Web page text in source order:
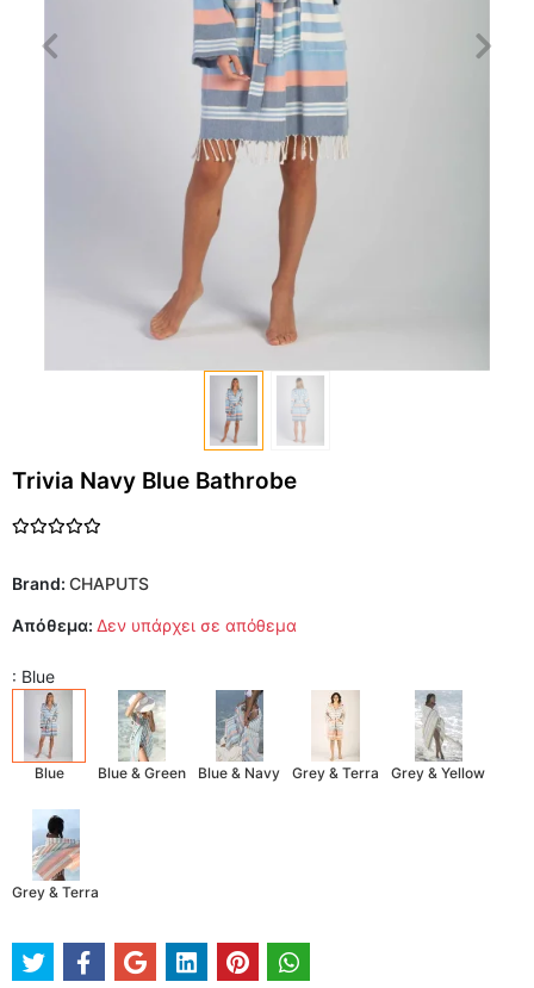
Trivia Navy Blue Bathrobe
Brand: CHAPUTS
Απόθεμα: Δεν υπάρχει σε απόθεμα
: Blue
Blue Blue & Green Blue & Navy Grey & Terra Grey & Yellow
Grey & Terra